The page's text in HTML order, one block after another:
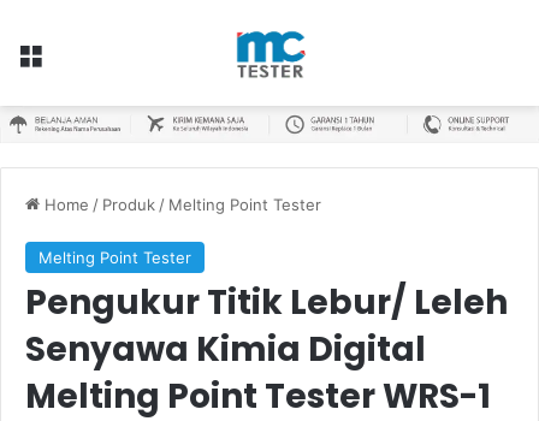
Menu
Home / Produk / Melting Point Tester
Melting Point Tester
Pengukur Titik Lebur/ Leleh
Senyawa Kimia Digital
Melting Point Tester WRS-1